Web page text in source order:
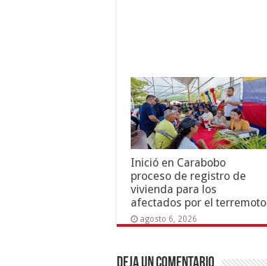
Inició en Carabobo
proceso de registro de
vivienda para los
afectados por el terremoto
agosto 6, 2026